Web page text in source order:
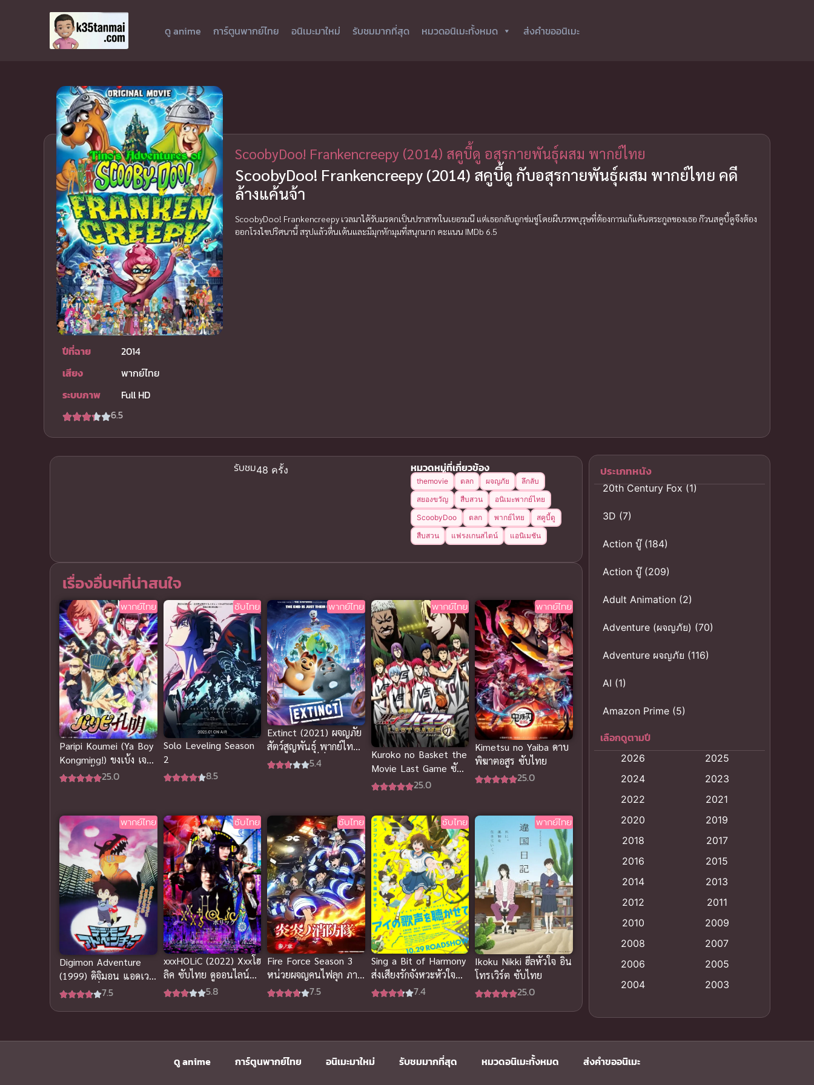
ดู anime การ์ตูนพากย์ไทย อนิเมะมาใหม่ รับชมมากที่สุด หมวดอนิเมะทั้งหมด ส่งคำขออนิเมะ
ปีที่ฉาย
2014
เสียง
พากย์ไทย
ระบบภาพ
Full HD
6.5
ScoobyDoo! Frankencreepy (2014) สคูบี้ดู อสุรกายพันธุ์ผสม พากย์ไทย
ScoobyDoo! Frankencreepy (2014) สคูบี้ดู กับอสุรกายพันธุ์ผสม พากย์ไทย คดี
ล้างแค้นจ้า
ScoobyDoo! Frankencreepy เวลมาได้รับมรดกเป็นปราสาทในเยอรมนี แต่เธอกลับถูกข่มขู่โดยผีบรรพบุรุษที่ต้องการแก้แค้นตระกูลของเธอ ก๊วนสคูบี้ดูจึงต้อง
ออกโรงไขปริศนานี้ สรุปแล้วตื่นเต้นและมีมุกหักมุมที่สนุกมาก คะแนน IMDb 6.5
รับชม48 ครั้ง หมวดหมู่ที่เกี่ยวข้อง
themovie ตลก ผจญภัย
ลึกลับ
สยองขวัญ
สืบสวน
อนิเมะพากย์ไทย
ScoobyDoo
ตลก พากย์ไทย
สคูบี้ดู
สืบสวน
แฟรงเกนสไตน์ แอนิเมชัน
เรื่องอื่นๆที่น่าสนใจ
พากย์ไทย
Paripi Koumei (Ya Boy
Kongming!) ขงเบ้ง เจาะ
เวลามาปั้นดาว
25.0
ซับไทย
Solo Leveling Season
2
8.5
พากย์ไทย
Extinct (2021) ผจญภัย
สัตว์สูญพันธุ์ พากย์ไทยดู
ฟรีออนไลน์ที่นี่จ้า
5.4
พากย์ไทย
Kuroko no Basket the
Movie Last Game ซับ
ไทย
25.0
พากย์ไทย
Kimetsu no Yaiba ดาบ
พิฆาตอสูร ซับไทย
25.0
พากย์ไทย
Digimon Adventure
(1999) ดิจิมอน แอดเวน
เจอร์ มูฟวี่ 1 อนิเมะ
7.5
ซับไทย
xxxHOLiC (2022) Xxxโฮ
ลิค ซับไทย ดูออนไลน์
แบบคมชัดระดับ HD ทุก
5.8
ซับไทย
Fire Force Season 3
หน่วยผจญคนไฟลุก ภาค
3
7.5
ซับไทย
Sing a Bit of Harmony
ส่งเสียงรักจังหวะหัวใจ
ซับไทย
7.4
พากย์ไทย
Ikoku Nikki ฮีลหัวใจ อิน
โทรเวิร์ต ซับไทย
25.0
ประเภทหนัง
20th Century Fox(1)
3D (7)
Action บู๊(184)
Action บู๊(209)
Adult Animation (2)
Adventure (ผจญภัย) (70)
Adventure ผจญภัย (116)
AI (1)
Amazon Prime (5)
Anal (ประตูหลัง)
Animation การ์ตูน
Animation อนิเมะ
Animation แอนิเมชั่น (1)
anime(9)
Big tits (นมใหญ่)
Bitch (ผู้หญิงร่าน)
Blackmail (ข่มขู่)(1)
Blood(1)
เลือกดูตามปี
2026
2025
2024
2023
2022
2021
2020
2019
2018
2017
2016
2015
2014
2013
2012
2011
2010
2009
2008
2007
2006
2005
2004
2003
1996
ดู anime การ์ตูนพากย์ไทย อนิเมะมาใหม่ รับชมมากที่สุด หมวดอนิเมะทั้งหมด ส่งคำขออนิเมะ